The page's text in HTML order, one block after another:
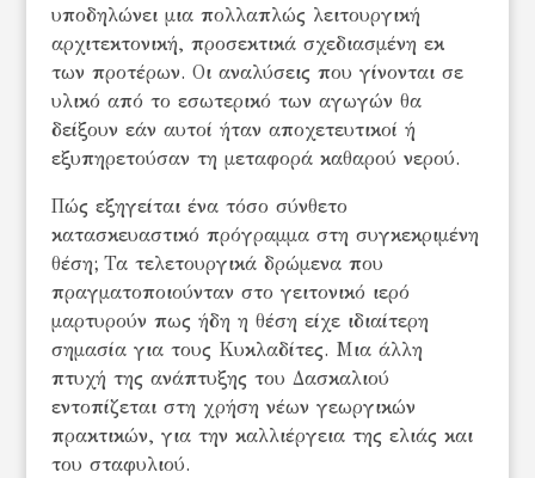
υποδηλώνει μια πολλαπλώς λειτουργική
αρχιτεκτονική, προσεκτικά σχεδιασμένη εκ
των προτέρων. Οι αναλύσεις που γίνονται σε
υλικό από το εσωτερικό των αγωγών θα
δείξουν εάν αυτοί ήταν αποχετευτικοί ή
εξυπηρετούσαν τη μεταφορά καθαρού νερού.
Πώς εξηγείται ένα τόσο σύνθετο
κατασκευαστικό πρόγραμμα στη συγκεκριμένη
θέση; Τα τελετουργικά δρώμενα που
πραγματοποιούνταν στο γειτονικό ιερό
μαρτυρούν πως ήδη η θέση είχε ιδιαίτερη
σημασία για τους Κυκλαδίτες. Μια άλλη
πτυχή της ανάπτυξης του Δασκαλιού
εντοπίζεται στη χρήση νέων γεωργικών
πρακτικών, για την καλλιέργεια της ελιάς και
του σταφυλιού.